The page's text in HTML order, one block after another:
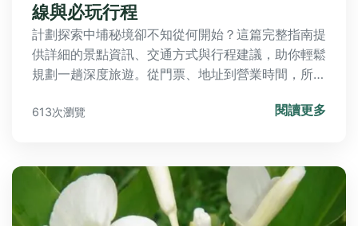
線與必玩行程
計劃探索中埔秘境卻不知從何開始？這篇完整指南提
供詳細的景點資訊、交通方式與行程建議，助你輕鬆
規劃一趟深度旅遊。從門票、地址到營業時間，所有
613次瀏覽 閱讀更多